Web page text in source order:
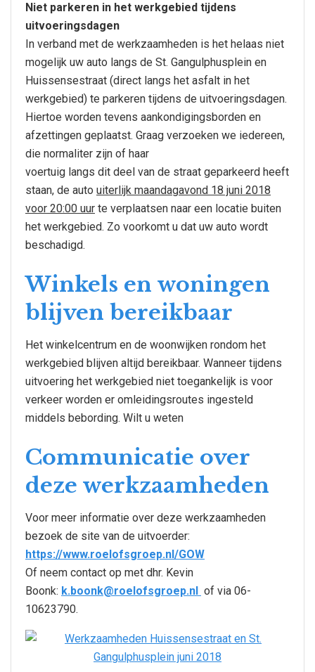
Niet parkeren in het werkgebied tijdens
uitvoeringsdagen
In verband met de werkzaamheden is het helaas niet
mogelijk uw auto langs de St. Gangulphusplein en
Huissensestraat (direct langs het asfalt in het
werkgebied) te parkeren tijdens de uitvoeringsdagen.
Hiertoe worden tevens aankondigingsborden en
afzettingen geplaatst. Graag verzoeken we iedereen,
die normaliter zijn of haar
voertuig langs dit deel van de straat geparkeerd heeft
staan, de auto uiterlijk maandagavond 18 juni 2018
voor 20:00 uur te verplaatsen naar een locatie buiten
het werkgebied. Zo voorkomt u dat uw auto wordt
beschadigd.
Winkels en woningen
blijven bereikbaar
Het winkelcentrum en de woonwijken rondom het
werkgebied blijven altijd bereikbaar. Wanneer tijdens
uitvoering het werkgebied niet toegankelijk is voor
verkeer worden er omleidingsroutes ingesteld
middels bebording. Wilt u weten
Communicatie over
deze werkzaamheden
Voor meer informatie over deze werkzaamheden
bezoek de site van de uitvoerder:
https://www.roelofsgroep.nl/GOW
Of neem contact op met dhr. Kevin
Boonk: k.boonk@roelofsgroep.nl
of via 06-
10623790.